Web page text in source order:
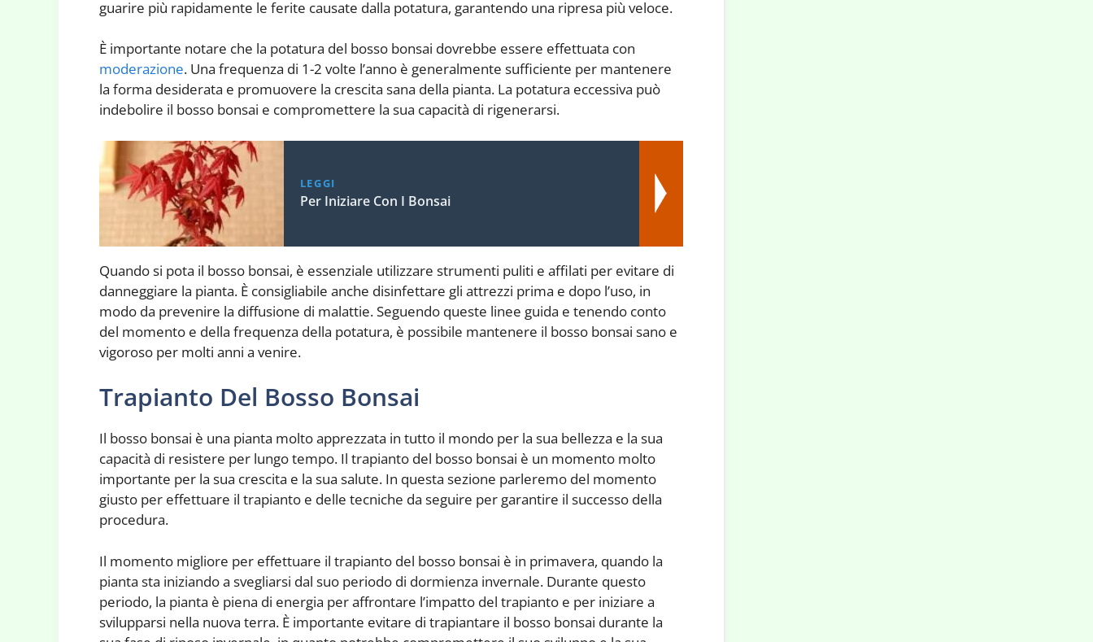
guarire più rapidamente le ferite causate dalla potatura, garantendo una ripresa più veloce.
È importante notare che la potatura del bosso bonsai dovrebbe essere effettuata con
moderazione. Una frequenza di 1-2 volte l’anno è generalmente sufficiente per mantenere
la forma desiderata e promuovere la crescita sana della pianta. La potatura eccessiva può
indebolire il bosso bonsai e compromettere la sua capacità di rigenerarsi.
LEGGI
Per Iniziare Con I Bonsai
Quando si pota il bosso bonsai, è essenziale utilizzare strumenti puliti e affilati per evitare di
danneggiare la pianta. È consigliabile anche disinfettare gli attrezzi prima e dopo l’uso, in
modo da prevenire la diffusione di malattie. Seguendo queste linee guida e tenendo conto
del momento e della frequenza della potatura, è possibile mantenere il bosso bonsai sano e
vigoroso per molti anni a venire.
Trapianto Del Bosso Bonsai
Il bosso bonsai è una pianta molto apprezzata in tutto il mondo per la sua bellezza e la sua
capacità di resistere per lungo tempo. Il trapianto del bosso bonsai è un momento molto
importante per la sua crescita e la sua salute. In questa sezione parleremo del momento
giusto per effettuare il trapianto e delle tecniche da seguire per garantire il successo della
procedura.
Il momento migliore per effettuare il trapianto del bosso bonsai è in primavera, quando la
pianta sta iniziando a svegliarsi dal suo periodo di dormienza invernale. Durante questo
periodo, la pianta è piena di energia per affrontare l’impatto del trapianto e per iniziare a
svilupparsi nella nuova terra. È importante evitare di trapiantare il bosso bonsai durante la